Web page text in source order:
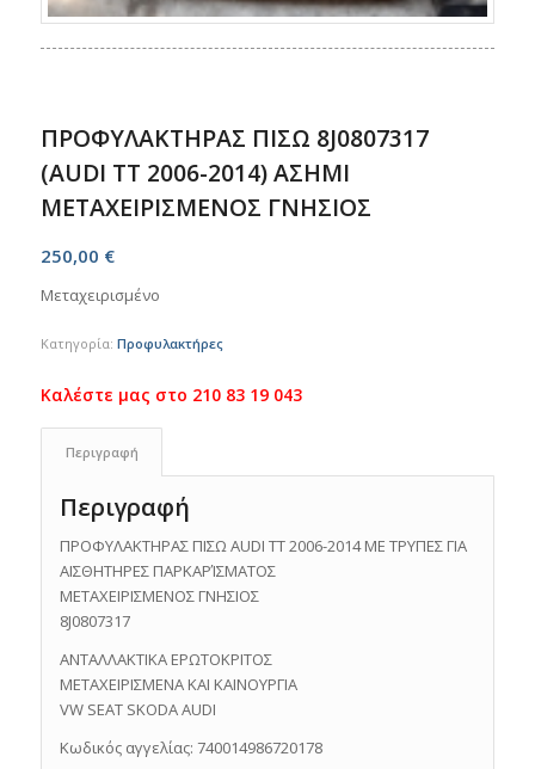
ΠΡΟΦΥΛΑΚΤΗΡΑΣ ΠΙΣΩ 8J0807317
(AUDI TT 2006-2014) ΑΣΗΜΙ
ΜΕΤΑΧΕΙΡΙΣΜΕΝΟΣ ΓΝΗΣΙΟΣ
250,00 €
Μεταχειρισμένο
Κατηγορία: Προφυλακτήρες
Περιγραφή
Περιγραφή
ΠΡΟΦΥΛΑΚΤΗΡΑΣ ΠΙΣΩ AUDI TT 2006-2014 ΜΕ ΤΡΥΠΕΣ ΓΙΑ
ΑΙΣΘΗΤΗΡΕΣ ΠΑΡΚΑΡΊΣΜΑΤΟΣ
ΜΕΤΑΧΕΙΡΙΣΜΕΝΟΣ ΓΝΗΣΙΟΣ
8J0807317
ΑΝΤΑΛΛΑΚΤΙΚΑ ΕΡΩΤΟΚΡΙΤΟΣ
ΜΕΤΑΧΕΙΡΙΣΜΕΝΑ ΚΑΙ ΚΑΙΝΟΥΡΓΙΑ
VW SEAT SKODA AUDI
Κωδικός αγγελίας: 740014986720178